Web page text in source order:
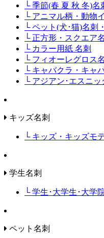
└ 季節(春 夏 秋 冬)名
└ アニマル柄・動物
└ ペット(犬･猫)名刺
└ 正方形・スクエア
└ カラー用紙 名刺
└ フィオーレグロス
└ キャバクラ・キャ
└ アジアン･エスニッ
キッズ名刺
└ キッズ・キッズモ
学生名刺
└ 学生･大学生･大学
ペット名刺